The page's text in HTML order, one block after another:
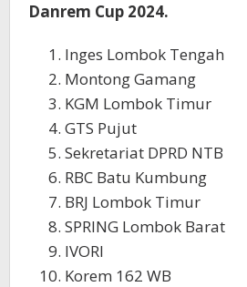
Danrem Cup 2024.
Inges Lombok Tengah
Montong Gamang
KGM Lombok Timur
GTS Pujut
Sekretariat DPRD NTB
RBC Batu Kumbung
BRJ Lombok Timur
SPRING Lombok Barat
IVORI
Korem 162 WB